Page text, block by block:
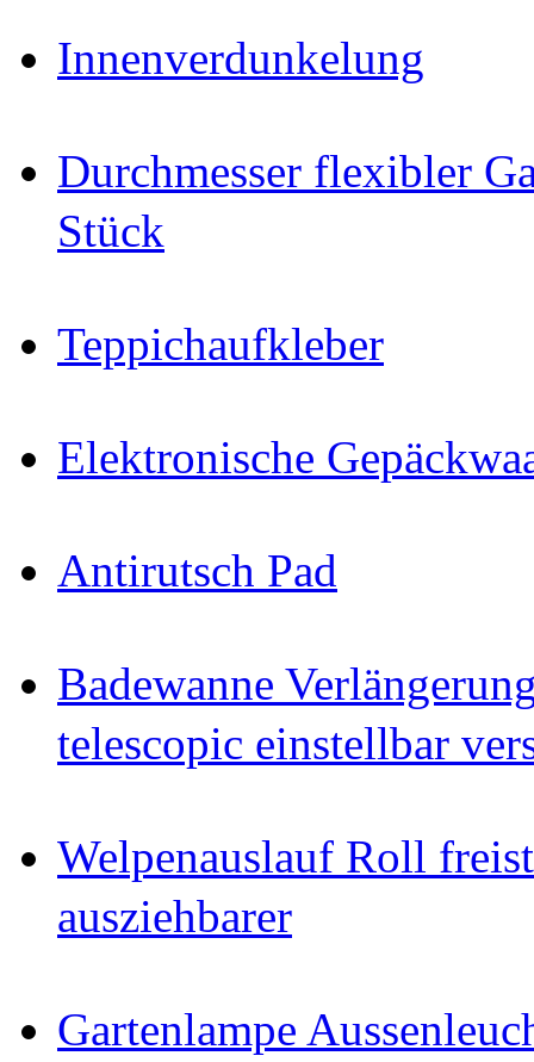
Innenverdunkelung
Durchmesser flexibler
Stück
Teppichaufkleber
Elektronische
Antirutsch Pad
Badewanne
telescopic einstellbar
Welpenauslauf Roll
ausziehbarer
Gartenlampe